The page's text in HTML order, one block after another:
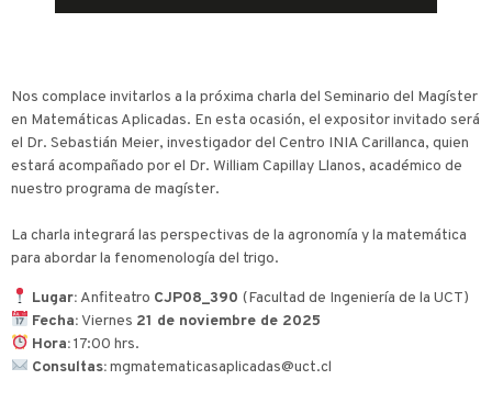
Nos complace invitarlos a la próxima charla del Seminario del Magíster
en Matemáticas Aplicadas. En esta ocasión, el expositor invitado será
el Dr. Sebastián Meier, investigador del Centro INIA Carillanca, quien
estará acompañado por el Dr. William Capillay Llanos, académico de
nuestro programa de magíster.
La charla integrará las perspectivas de la agronomía y la matemática
para abordar la fenomenología del trigo.
Lugar:Anfiteatro CJP08_390 (Facultad de Ingeniería de la UCT)
Fecha:Viernes 21 de noviembre de 2025
Hora:17:00 hrs.
Consultas:mgmatematicasaplicadas@uct.cl